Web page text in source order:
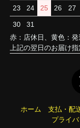
23 24 25 26 27
30 31
赤：店休日、黄色：発
上記の翌日のお届け指
ホーム 支払・配
プライ